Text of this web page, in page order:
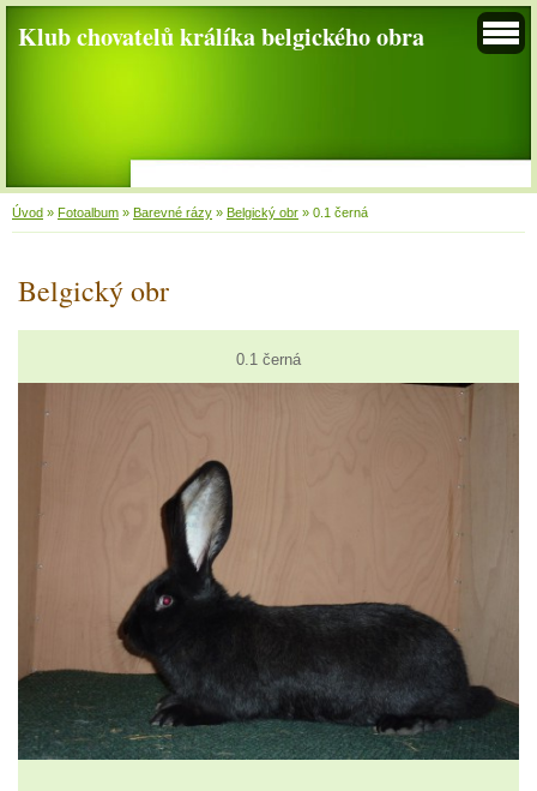
Klub chovatelů králíka belgického obra
Úvod » Fotoalbum » Barevné rázy » Belgický obr » 0.1 černá
Belgický obr
0.1 černá